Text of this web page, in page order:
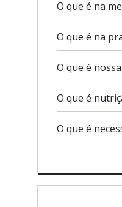
O que é na
O que é na
O que é
O que é
O que é